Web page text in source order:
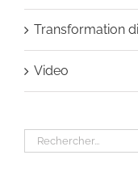
Transformation
Video
Rechercher: